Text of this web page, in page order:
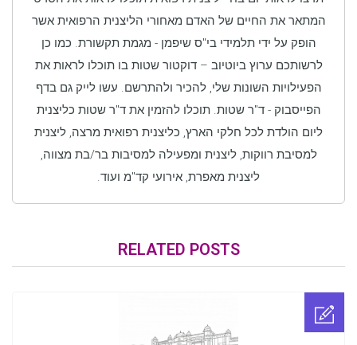
המתאר את החיים של האדם מאחורי הליצנית הרפואית אשר
הופק על ידי תלמידי בי"ס שיפמן - מגמת תקשורת. כמו כן
לרשותכם ערוץ ביוטיוב – דוקטור שטות בו תוכלו לראות את
הפעילויות השונות שלי, להכיר ולהתרשם. עשו לייק גם בדף
הפייסבוק - ד"ר שטות. תוכלו להזמין את ד"ר שטות כליצנית
ליום הולדת לכל חלקי הארץ, כליצנית רפואית מרצה, ליצנית
למסיבת רווקות, ליצנית ומפעילה למסיבות בר/בת מצווה,
ליצנית מאפרת, אירועי קד"מ ועוד.
RELATED POSTS